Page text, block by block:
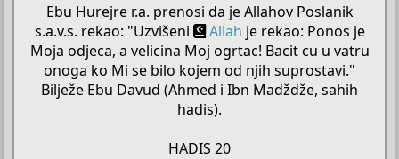
Ebu Hurejre r.a. prenosi da je Allahov Poslanik
s.a.v.s. rekao: "Uzvišeni
Allah je rekao: Ponos je
Moja odjeca, a velicina Moj ogrtac! Bacit cu u vatru
onoga ko Mi se bilo kojem od njih suprostavi."
Bilježe Ebu Davud (Ahmed i Ibn Madždže, sahih
hadis).
HADIS 20